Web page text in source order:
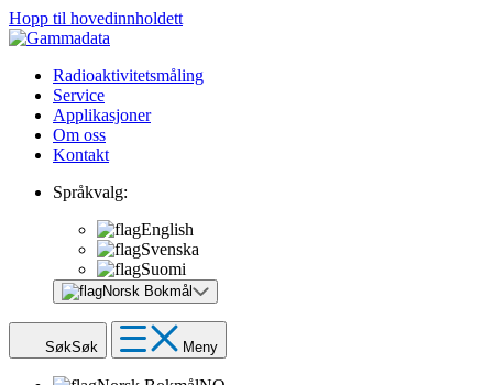
Hopp til hovedinnholdett
Radioaktivitetsmåling
Service
Applikasjoner
Om oss
Kontakt
Språkvalg:
English
Svenska
Suomi
Norsk Bokmål
SøkSøk Meny